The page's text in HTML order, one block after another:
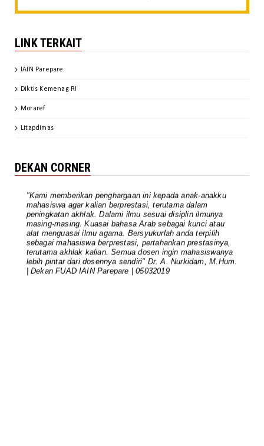
BERITA FAKULTAS
SPI IAIN Parepare Tampil ...
Kaprodi SPI IAIN Parepare Jadi
Pimpinan FUAD dan Para Ketua
Rombel Berkomitmen Mengawal Per...
October 06, 2024
UNCATEGORIZED
Rapat Akademik FUAD: Dekan
LINK TERKAIT
IAIN Parepare
Diktis Kemenag RI
Moraref
Litapdimas
DEKAN CORNER
"Kami memberikan penghargaan ini kepada anak-anakku
mahasiswa agar kalian berprestasi, terutama dalam
peningkatan akhlak. Dalami ilmu sesuai disiplin ilmunya
masing-masing. Kuasai bahasa Arab sebagai kunci atau
alat menguasai ilmu agama. Bersyukurlah anda terpilih
sebagai mahasiswa berprestasi, pertahankan prestasinya,
terutama akhlak kalian. Semua dosen ingin mahasiswanya
lebih pintar dari dosennya sendiri" Dr. A. Nurkidam, M.Hum.
| Dekan FUAD IAIN Parepare | 05032019